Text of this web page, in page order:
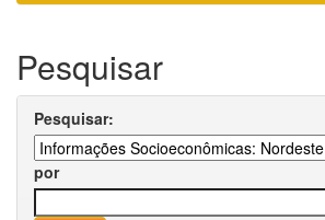
Pesquisar
Pesquisar:
por